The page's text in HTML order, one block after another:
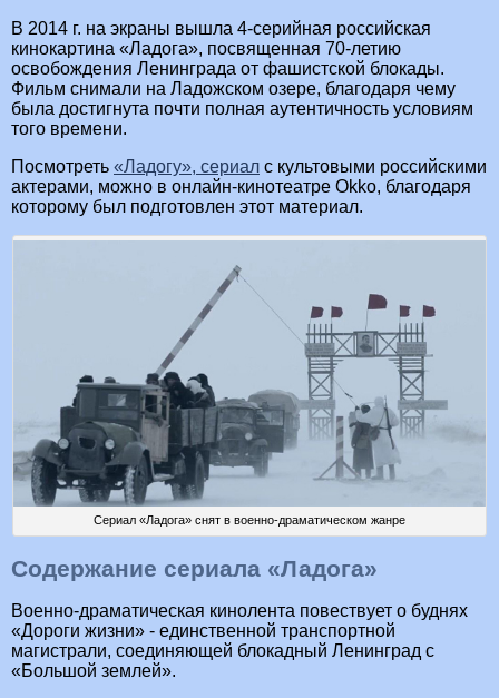
В 2014 г. на экраны вышла 4-серийная российская
кинокартина «Ладога», посвященная 70-летию
освобождения Ленинграда от фашистской блокады.
Фильм снимали на Ладожском озере, благодаря чему
была достигнута почти полная аутентичность условиям
того времени.
Посмотреть «Ладогу», сериал с культовыми российскими
актерами, можно в онлайн-кинотеатре Okko, благодаря
которому был подготовлен этот материал.
Сериал «Ладога» снят в военно-драматическом жанре
Содержание сериала «Ладога»
Военно-драматическая кинолента повествует о буднях
«Дороги жизни» - единственной транспортной
магистрали, соединяющей блокадный Ленинград с
«Большой землей».